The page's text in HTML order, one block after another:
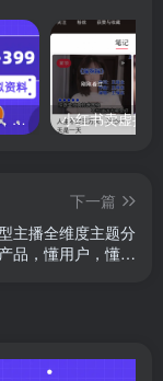
一单收益19.9-399，一个蓝海冷门项目，在小红书上卖人事虚拟资料
下一篇
主播全维度主题分
品，懂用户，懂人